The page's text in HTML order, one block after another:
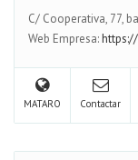
C/ Cooperativa, 77,
Web Empresa:
MATARO Contactar